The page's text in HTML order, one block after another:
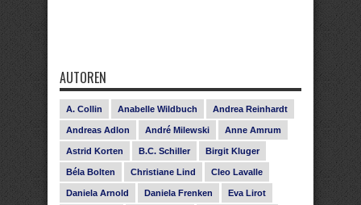
AUTOREN
A. Collin Anabelle Wildbuch Andrea Reinhardt
Andreas Adlon André Milewski Anne Amrum
Astrid Korten B.C. Schiller Birgit Kluger
Béla Bolten Christiane Lind Cleo Lavalle
Daniela Arnold Daniela Frenken Eva Lirot